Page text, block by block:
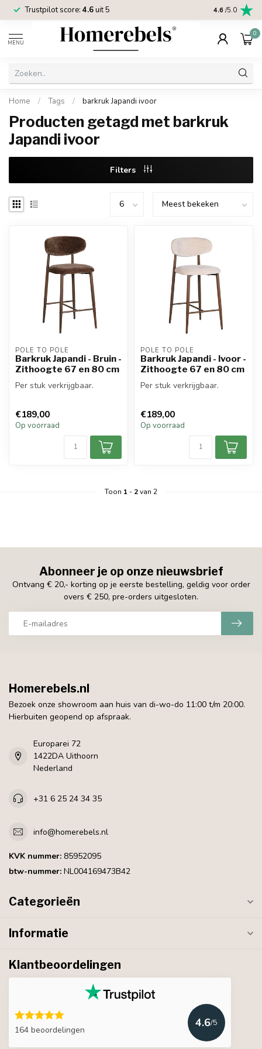
Trustpilot score: 4.6uit 5 2 jaar
4.6 /5.0
MENU
0
Home / Tags / barkruk Japandi ivoor
Producten getagd met barkruk
Japandi ivoor
Filters
POLE TO POLE
Barkruk Japandi - Bruin -
Zithoogte 67 en 80 cm
Per stuk verkrijgbaar.
€189,00
Op voorraad
POLE TO POLE
Barkruk Japandi - Ivoor -
Zithoogte 67 en 80 cm
Per stuk verkrijgbaar.
€189,00
Op voorraad
Toon 1- 2van 2
Abonneer je op onze nieuwsbrief
Ontvang € 20,- korting op je eerste bestelling, geldig voor order
overs € 250, pre-orders uitgesloten.
Homerebels.nl
Bezoek onze showroom aan huis van di-wo-do 11:00 t/m 20:00.
Hierbuiten geopend op afspraak.
Europarei 72
1422DA Uithoorn
Nederland
+31 6 25 24 34 35
info@homerebels.nl
KVK nummer: 85952095
btw-nummer: NL004169473B42
Categorieën
Informatie
Klantbeoordelingen
164 beoordelingen
4.6/5